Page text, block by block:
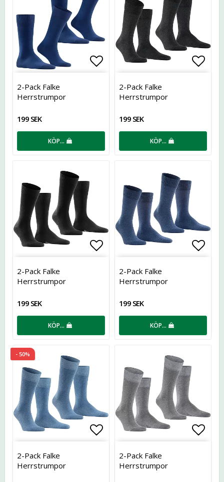
Lägg till i favoritlistan
2-Pack Falke
Herrstrumpor
199 SEK
KÖP…
2-Pack Falke
Herrstrumpor
199 SEK
KÖP…
Lägg till i favoritlistan
2-Pack Falke
Herrstrumpor
199 SEK
KÖP…
2-Pack Falke
Herrstrumpor
199 SEK
KÖP…
- 50%
Lägg till i favoritlistan
2-Pack Falke
Herrstrumpor
2-Pack Falke
Herrstrumpor